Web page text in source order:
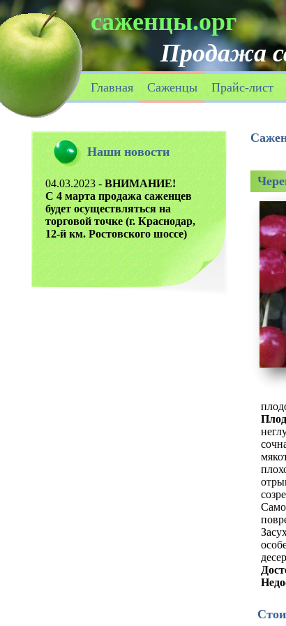
саженцы.орг
Продажа
Главная Саженцы Прайс-лист
Наши новости
04.03.2023 - ВНИМАНИЕ!
С 4 марта продажа саженцев
будет осуществляться на
торговой точке (г. Краснодар,
12-й км. Ростовского шоссе)